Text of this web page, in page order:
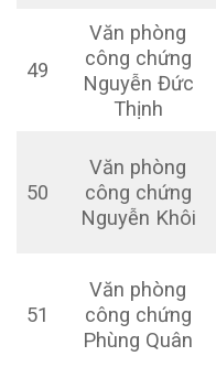
49
Văn phòng
công chứng
Nguyễn Đức
Thịnh
50
Văn phòng
công chứng
Nguyễn Khôi
51
Văn phòng
công chứng
Phùng Quân